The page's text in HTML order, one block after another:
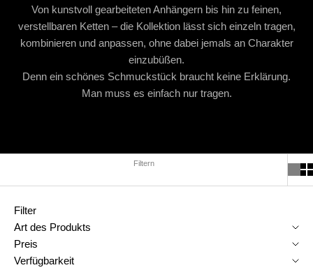
Von kunstvoll gearbeiteten Anhängern bis hin zu feinen,
verstellbaren Ketten – die Kollektion lässt sich einzeln tragen,
kombinieren und anpassen, ohne dabei jemals an Charakter
einzubüßen.
Denn ein schönes Schmuckstück braucht keine Erklärung.
Man muss es einfach nur tragen.
Filtern
Filter
Art des Produkts
Preis
Verfügbarkeit